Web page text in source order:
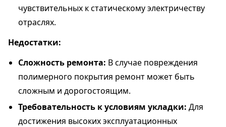
чувствительных к статическому электричеству
отраслях.
Недостатки:
Сложность ремонта: В случае повреждения
полимерного покрытия ремонт может быть
сложным и дорогостоящим.
Требовательность к условиям укладки: Для
достижения высоких эксплуатационных